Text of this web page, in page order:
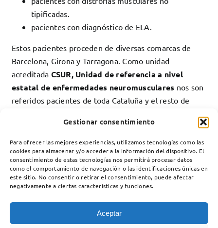
Gestionar consentimiento
Para ofrecer las mejores experiencias, utilizamos tecnologías como las
cookies para almacenar y/o acceder a la información del dispositivo. El
consentimiento de estas tecnologías nos permitirá procesar datos
como el comportamiento de navegación o las identificaciones únicas en
este sitio. No consentir o retirar el consentimiento, puede afectar
negativamente a ciertas características y funciones.
Aceptar
tipificadas.
pacientes con diagnóstico de ELA.
Estos pacientes proceden de diversas comarcas de
Barcelona, Girona y Tarragona. Como unidad
acreditada CSUR, Unidad de referencia a nivel
estatal de enfermedades neuromusculares nos son
referidos pacientes de toda Cataluña y el resto de
Cantabria, Extremadura, Aragón, Galicia y Murcia.